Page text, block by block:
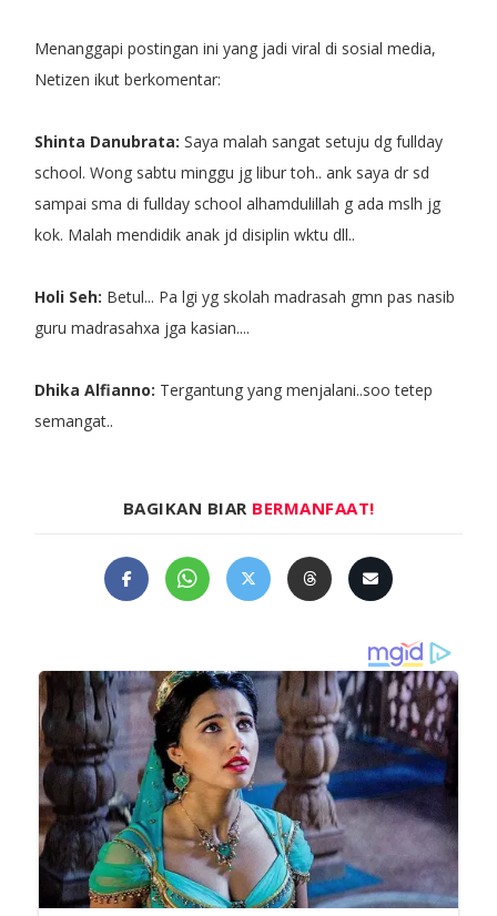
Menanggapi postingan ini yang jadi viral di sosial media,
Netizen ikut berkomentar:
Shinta Danubrata: Saya malah sangat setuju dg fullday
school. Wong sabtu minggu jg libur toh.. ank saya dr sd
sampai sma di fullday school alhamdulillah g ada mslh jg
kok. Malah mendidik anak jd disiplin wktu dll..
Holi Seh: Betul... Pa lgi yg skolah madrasah gmn pas nasib
guru madrasahxa jga kasian....
Dhika Alfianno: Tergantung yang menjalani..soo tetep
semangat..
BAGIKAN BIAR BERMANFAAT!